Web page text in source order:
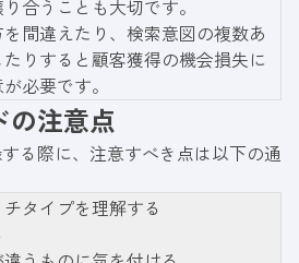
合うことも大切です。
間違えたり、検索意図の複数あ
りすると顧客獲得の機会損失に
必要です。
の注意点
る際に、注意すべき点は以下の通
タイプを理解する